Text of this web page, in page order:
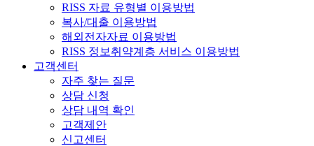
RISS 자료 유형별 이용방법
복사/대출 이용방법
해외전자자료 이용방법
RISS 정보취약계층 서비스 이용방법
고객센터
자주 찾는 질문
상담 신청
상담 내역 확인
고객제안
신고센터